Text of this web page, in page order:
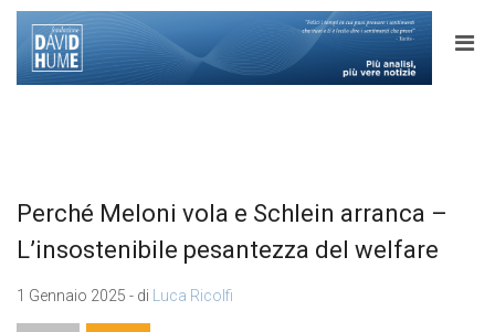
Perché Meloni vola e Schlein arranca –
L’insostenibile pesantezza del welfare
1 Gennaio 2025 - di Luca Ricolfi